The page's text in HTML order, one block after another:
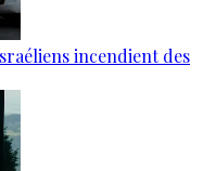
incendient des